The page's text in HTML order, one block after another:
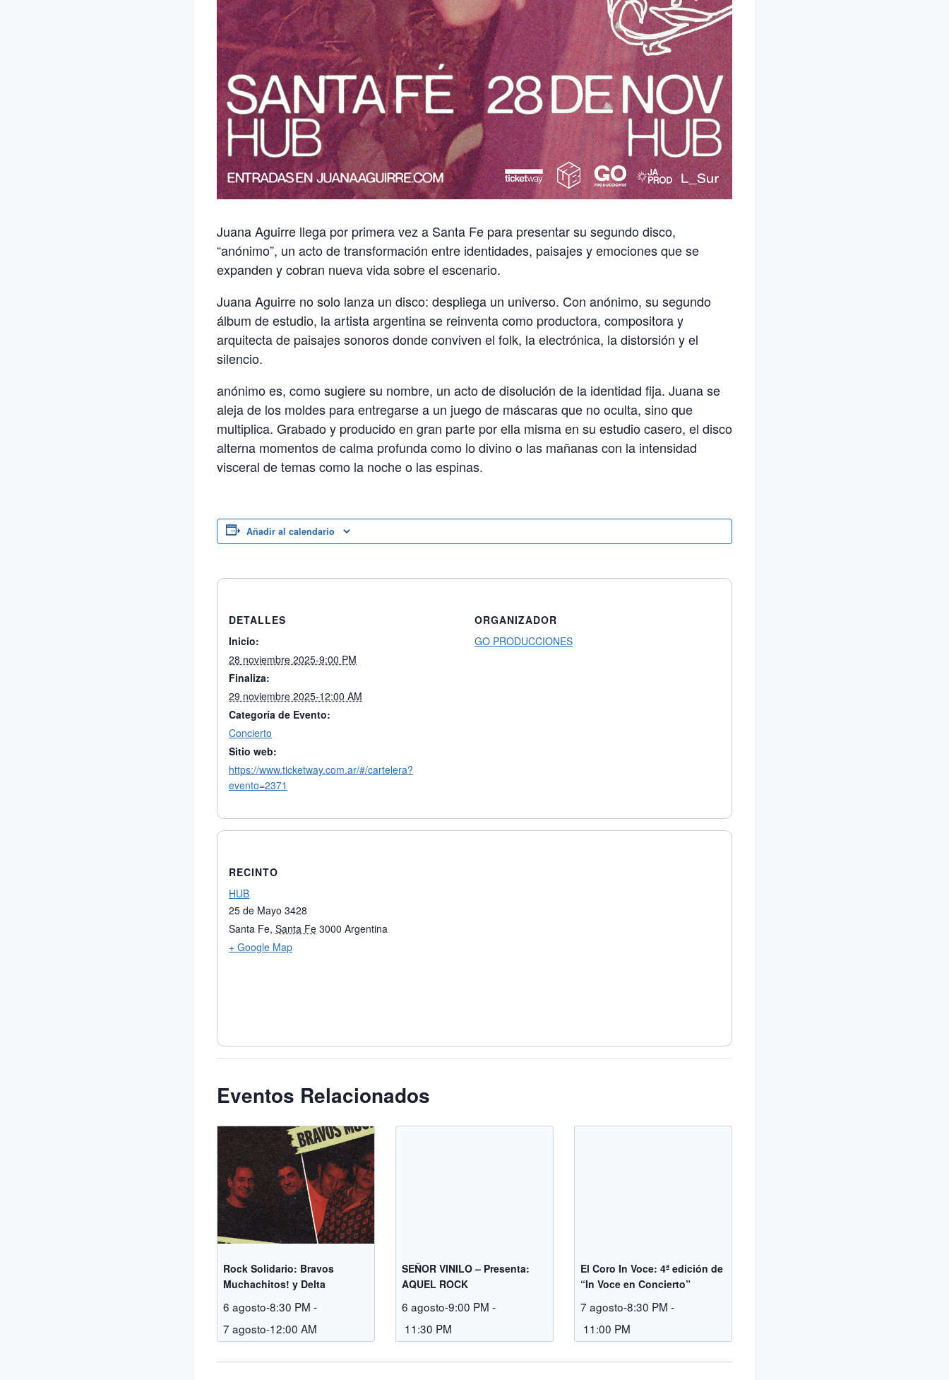
Juana Aguirre llega por primera vez a Santa Fe para presentar su segundo disco,
“anónimo”, un acto de transformación entre identidades, paisajes y emociones que se
expanden y cobran nueva vida sobre el escenario.
Juana Aguirre no solo lanza un disco: despliega un universo. Con anónimo, su segundo
álbum de estudio, la artista argentina se reinventa como productora, compositora y
arquitecta de paisajes sonoros donde conviven el folk, la electrónica, la distorsión y el
silencio.
anónimo es, como sugiere su nombre, un acto de disolución de la identidad fija. Juana se
aleja de los moldes para entregarse a un juego de máscaras que no oculta, sino que
multiplica. Grabado y producido en gran parte por ella misma en su estudio casero, el disco
alterna momentos de calma profunda como lo divino o las mañanas con la intensidad
visceral de temas como la noche o las espinas.
Añadir al calendario
DETALLES
Inicio:
28 noviembre 2025-9:00 PM
Finaliza:
29 noviembre 2025-12:00 AM
Categoría de Evento:
Concierto
Sitio web:
https://www.ticketway.com.ar/#/cartelera?
evento=2371
ORGANIZADOR
GO PRODUCCIONES
RECINTO
HUB
25 de Mayo 3428
Santa Fe, Santa Fe 3000 Argentina
+ Google Map
Eventos Relacionados
Rock Solidario: Bravos
Muchachitos! y Delta
6 agosto-8:30 PM -
7 agosto-12:00 AM
SEÑOR VINILO – Presenta:
AQUEL ROCK
6 agosto-9:00 PM -
11:30 PM
El Coro In Voce: 4ª edición de
“In Voce en Concierto”
7 agosto-8:30 PM -
11:00 PM